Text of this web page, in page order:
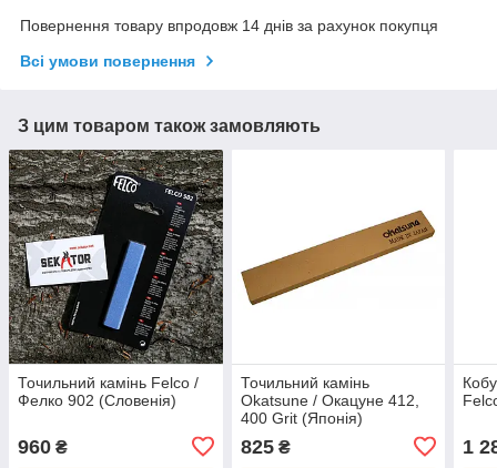
Повернення товару впродовж 14 днів за рахунок покупця
Всі умови повернення
З цим товаром також замовляють
Точильний камінь Felco /
Фелко 902 (Словенія)
960 ₴
Точильний камінь
Okatsune / Окацуне 412,
400 Grit (Японія)
825₴ 1